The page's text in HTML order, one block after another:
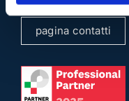
pagina contatti